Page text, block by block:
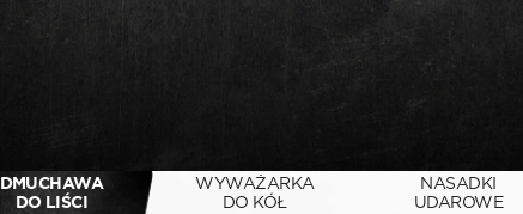
DMUCHAWA
DO LIŚCI
WYWAŻARKA
DO KÓŁ
NASADKI
UDAROWE